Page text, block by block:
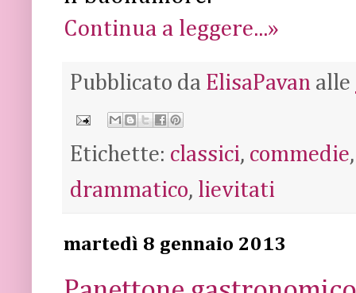
Continua a leggere...»
Pubblicato da ElisaPavan alle
Etichette: classici, commedie
drammatico, lievitati
martedì 8 gennaio 2013